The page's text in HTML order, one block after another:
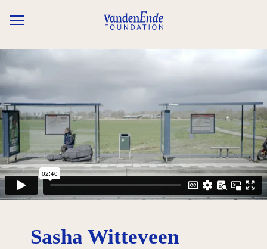
Overslaan en naar de inhoud gaan
Sasha Witteveen